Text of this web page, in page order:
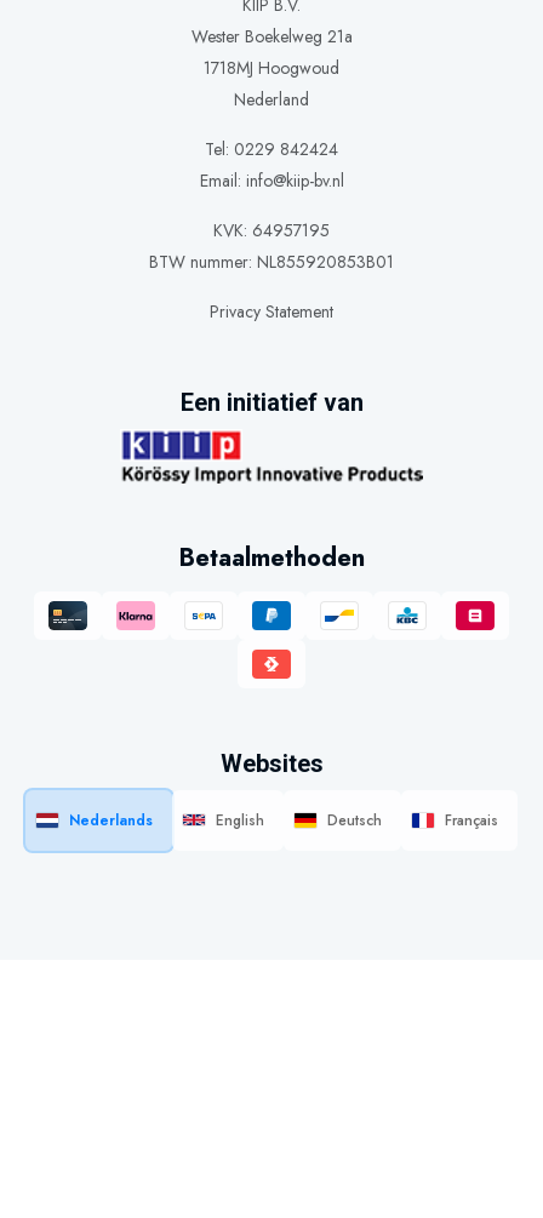
Wester Boekelweg 21a
1718MJ Hoogwoud
Nederland
Tel: 0229 842424
Email: info@kiip-bv.nl
KVK: 64957195
BTW nummer: NL855920853B01
Privacy Statement
Een initiatief van
Betaalmethoden
Websites
Nederlands English Deutsch Français